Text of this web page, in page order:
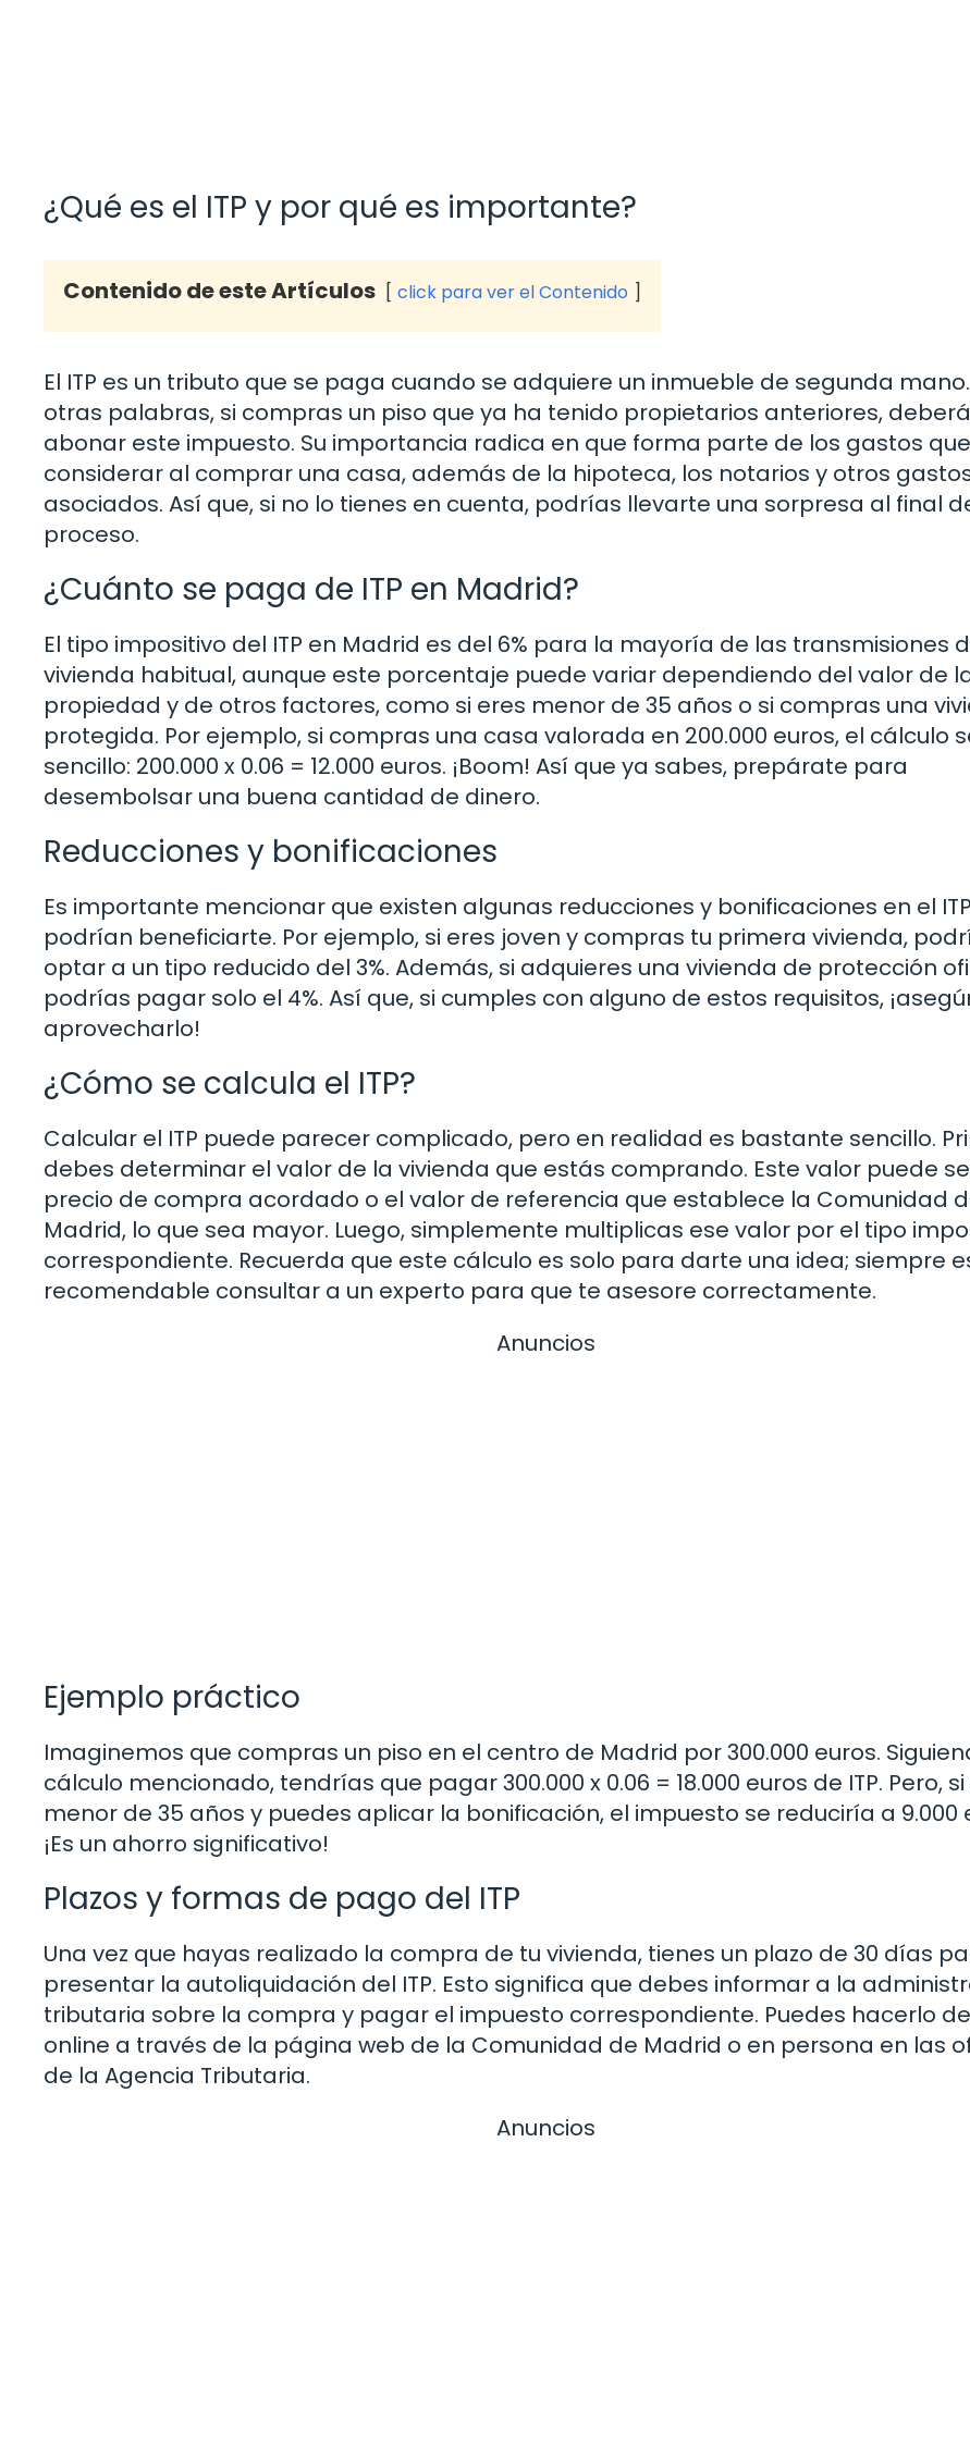
¿Qué es el ITP y por qué es importante?
Contenido de este Artículos click para ver el Contenido
El ITP es un tributo que se paga cuando se adquiere un inmueble de segunda mano.
otras palabras, si compras un piso que ya ha tenido propietarios anteriores,
abonar este impuesto. Su importancia radica en que forma parte de los gastos
considerar al comprar una casa, además de la hipoteca, los notarios y otros
asociados. Así que, si no lo tienes en cuenta, podrías llevarte una sorpresa al final
proceso.
¿Cuánto se paga de ITP en Madrid?
El tipo impositivo del ITP en Madrid es del 6% para la mayoría de las transmisiones
vivienda habitual, aunque este porcentaje puede variar dependiendo del valor de
propiedad y de otros factores, como si eres menor de 35 años o si compras una
protegida. Por ejemplo, si compras una casa valorada en 200.000 euros, el cálculo
sencillo: 200.000 x 0.06 = 12.000 euros. ¡Boom! Así que ya sabes, prepárate para
desembolsar una buena cantidad de dinero.
Reducciones y bonificaciones
Es importante mencionar que existen algunas reducciones y bonificaciones en el
podrían beneficiarte. Por ejemplo, si eres joven y compras tu primera vivienda,
optar a un tipo reducido del 3%. Además, si adquieres una vivienda de protección
podrías pagar solo el 4%. Así que, si cumples con alguno de estos requisitos,
aprovecharlo!
¿Cómo se calcula el ITP?
Calcular el ITP puede parecer complicado, pero en realidad es bastante sencillo.
debes determinar el valor de la vivienda que estás comprando. Este valor puede
precio de compra acordado o el valor de referencia que establece la Comunidad
Madrid, lo que sea mayor. Luego, simplemente multiplicas ese valor por el tipo
correspondiente. Recuerda que este cálculo es solo para darte una idea; siempre
recomendable consultar a un experto para que te asesore correctamente.
Anuncios
Ejemplo práctico
Imaginemos que compras un piso en el centro de Madrid por 300.000 euros.
cálculo mencionado, tendrías que pagar 300.000 x 0.06 = 18.000 euros de ITP. Pero,
menor de 35 años y puedes aplicar la bonificación, el impuesto se reduciría a 9.000
¡Es un ahorro significativo!
Plazos y formas de pago del ITP
Una vez que hayas realizado la compra de tu vivienda, tienes un plazo de 30 días
presentar la autoliquidación del ITP. Esto significa que debes informar a la
tributaria sobre la compra y pagar el impuesto correspondiente. Puedes hacerlo
online a través de la página web de la Comunidad de Madrid o en persona en las
de la Agencia Tributaria.
Anuncios